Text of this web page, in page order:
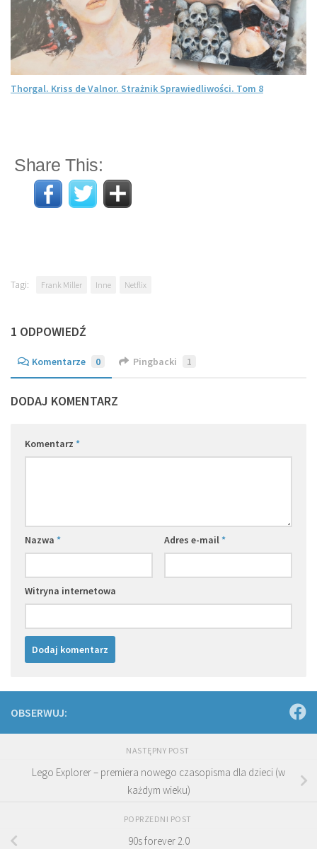
Thorgal. Kriss de Valnor. Strażnik Sprawiedliwości. Tom 8
Share This:
Tagi: Frank Miller Inne Netflix
1 ODPOWIEDŹ
Komentarze 0 Pingbacki 1
DODAJ KOMENTARZ
Komentarz *
Nazwa * Adres e-mail*
Witryna internetowa
OBSERWUJ:
NASTĘPNY POST
Lego Explorer – premiera nowego czasopisma dla dzieci (w
każdym wieku)
POPRZEDNI POST
90s forever 2.0